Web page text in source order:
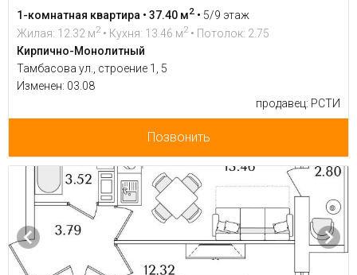
1-комнатная квартира • 37.40 м2 • 5/9 этаж
Жилая: 12.32 м2 • Кухня: 13.46 м2 • Потолок: 2.75
Кирпично-Монолитный
Тамбасова ул., строение 1, 5
Изменен: 03.08
продавец: РСТИ
Позвонить